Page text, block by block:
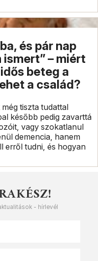
és pár nap
ismert” – miért
beteg a
a család?
tiszta tudattal
később pedig zavarttá
vagy szokatlanul
demencia, hanem
erről tudni, és hogyan
- hírlevél